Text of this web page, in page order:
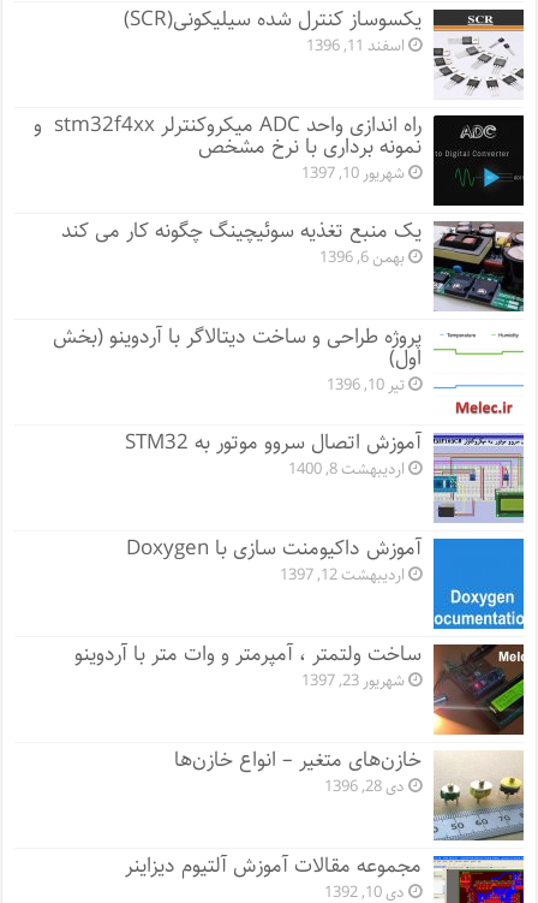
یکسوساز کنترل شده سیلیکونی(SCR)
اسفند 11, 1396
راه اندازی واحد ADC میکروکنترلر stm32f4xx و
نمونه برداری با نرخ مشخص
شهریور 10, 1397
یک منبع تغذیه سوئیچینگ چگونه کار می کند
بهمن 6, 1396
پروژه طراحی و ساخت دیتالاگر با آردوینو (بخش
اول)
تیر 10, 1396
آموزش اتصال سروو موتور به STM32
اردیبهشت 8, 1400
آموزش داکیومنت سازی با Doxygen
اردیبهشت 12, 1397
ساخت ولتمتر ، آمپرمتر و وات متر با آردوینو
شهریور 23, 1397
خازن‌های متغیر – انواع خازن‌ها
دی 28, 1396
مجموعه مقالات آموزش آلتیوم دیزاینر
دی 10, 1392